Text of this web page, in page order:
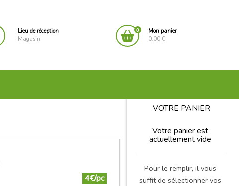
Lieu de réception
Magasin
0
Mon panier
0.00 €
4€/pc
VOTRE PANIER
Votre panier est
actuellement vide
Pour le remplir, il vous
suffit de sélectionner vos